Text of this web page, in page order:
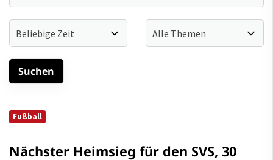
Fußball
Nächster Heimsieg für den SVS, 30